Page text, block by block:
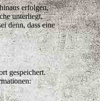
erfolgen,
unterliegt,
denn, dass eine
gespeichert.